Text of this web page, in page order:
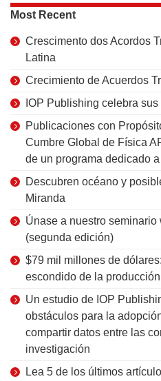
Most Recent
Crescimento dos Acordos
Latina
Crecimiento de Acuerdos
IOP Publishing celebra
Publicaciones con
Cumbre Global de Física
de un programa dedicado
Descubren océano y
Miranda
Únase a nuestro
(segunda edición)
$79 mil millones de
escondido de la
Un estudio de IOP
obstáculos para la
compartir datos entre las
investigación
Lea 5 de los últimos